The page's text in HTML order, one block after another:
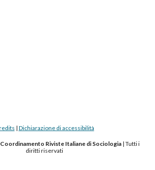
| Dichiarazione di accessibilità
Coordinamento Riviste Italiane di Sociologia| Tutti i
diritti riservati